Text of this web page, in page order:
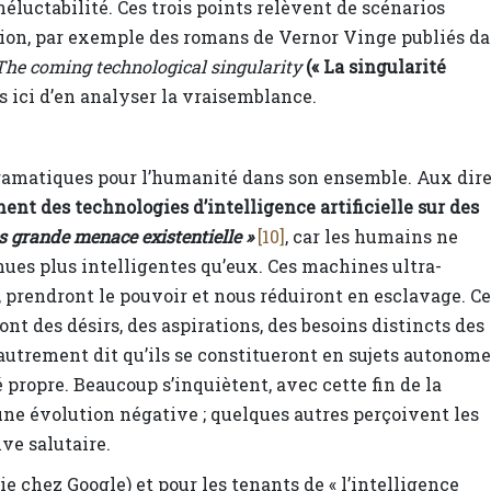
Ces trois points relèvent de scénarios
par exemple des romans de Vernor Vinge publiés
coming technological singularity(« La singularité
ici d’en analyser la vraisemblance.
pour l’humanité dans son ensemble. Aux
des technologies d’intelligence artificielle sur des
grande menace existentielle » [10], car les humains ne
plus intelligentes qu’eux. Ces machines ultra-
le pouvoir et nous réduiront en esclavage.
des désirs, des aspirations, des besoins distincts des
dit qu’ils se constitueront en sujets
Beaucoup s’inquiètent, avec cette fin de la
évolution négative ; quelques autres perçoivent les
salutaire.
Google) et pour les tenants de « l’intelligence